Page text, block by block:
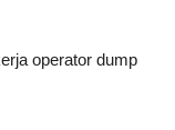
operator dump